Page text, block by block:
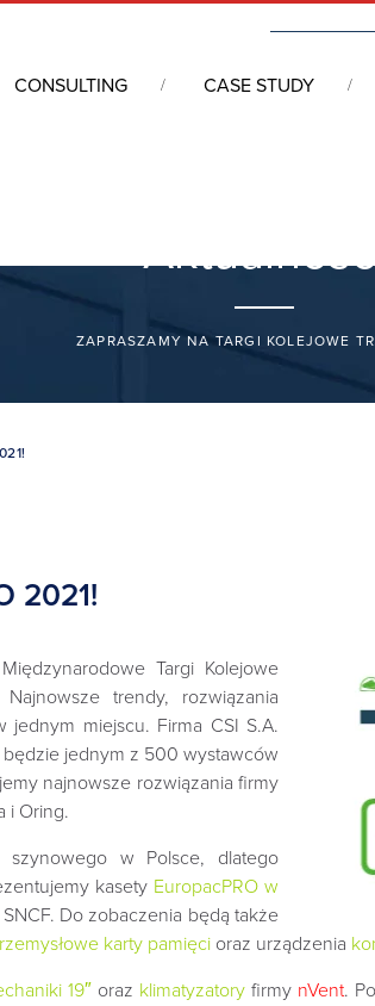
CONSULTING CASE STUDY
ZAPRASZAMY NA TARGI KOLEJOWE
2021!
Targi Kolejowe
trendy, rozwiązania
miejscu. Firma CSI S.A.
jednym z 500 wystawców
najnowsze rozwiązania firmy
i Oring.
szynowego w Polsce, dlatego
kasety EuropacPRO w
Do zobaczenia będą także
karty pamięci oraz urządzenia
19″ oraz klimatyzatory firmy nVent.